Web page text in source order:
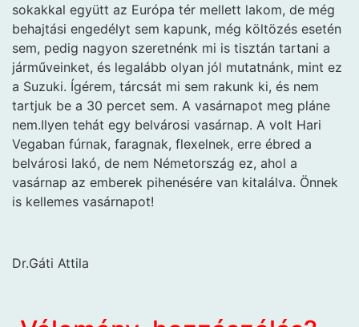
sokakkal együtt az Európa tér mellett lakom, de még
behajtási engedélyt sem kapunk, még költözés esetén
sem, pedig nagyon szeretnénk mi is tisztán tartani a
járműveinket, és legalább olyan jól mutatnánk, mint ez
a Suzuki. Ígérem, tárcsát mi sem rakunk ki, és nem
tartjuk be a 30 percet sem. A vasárnapot meg pláne
nem.Ilyen tehát egy belvárosi vasárnap. A volt Hari
Vegaban fúrnak, faragnak, flexelnek, erre ébred a
belvárosi lakó, de nem Németország ez, ahol a
vasárnap az emberek pihenésére van kitalálva. Önnek
is kellemes vasárnapot!
Dr.Gáti Attila